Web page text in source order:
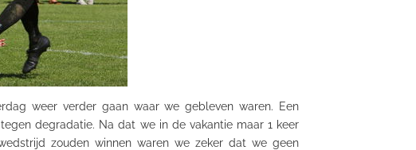
weer verder gaan waar we gebleven waren. Een
degradatie. Na dat we in de vakantie maar 1 keer
zouden winnen waren we zeker dat we geen